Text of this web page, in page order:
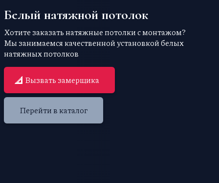
Белый натяжной потолок
Хотите заказать натяжные потолки с монтажом?
Мы занимаемся качественной установкой белых
натяжных потолков
Вызвать замерщика
Перейти в каталог